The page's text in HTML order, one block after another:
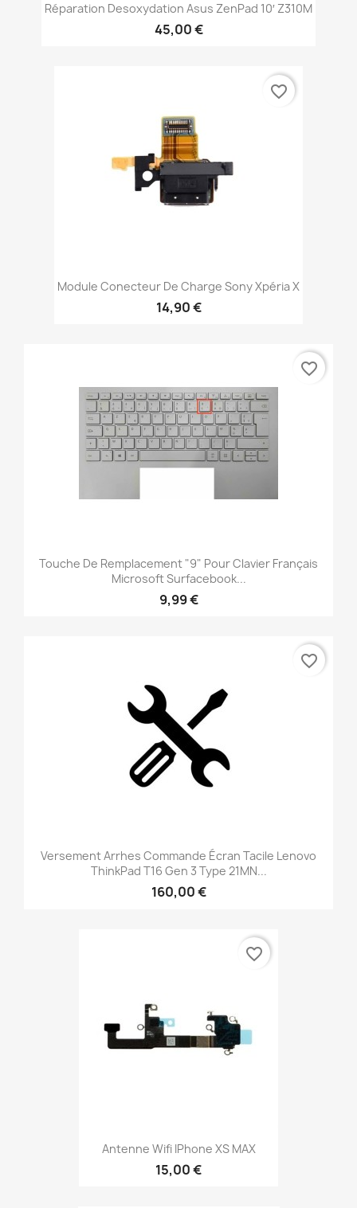
Réparation Desoxydation Asus ZenPad 10′ Z310M
45,00 €
Module Conecteur De Charge Sony Xpéria X
14,90 €
favorite_border
Touche De Remplacement "9" Pour Clavier Français
Microsoft Surfacebook...
9,99 €
favorite_border
Versement Arrhes Commande Écran Tacile Lenovo
ThinkPad T16 Gen 3 Type 21MN...
160,00 €
favorite_border
Antenne Wifi IPhone XS MAX
15,00 €
favorite_border